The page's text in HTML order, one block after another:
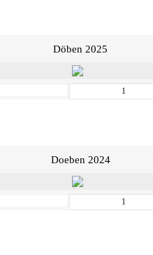
Döben 2025
Doeben 2024